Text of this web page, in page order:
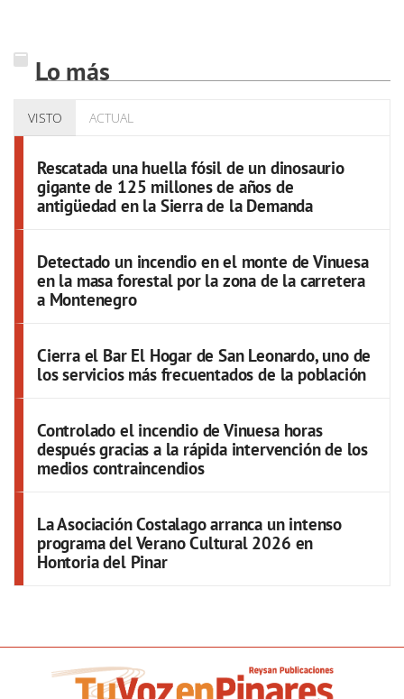
Lo más
VISTO ACTUAL
Rescatada una huella fósil de un dinosaurio
gigante de 125 millones de años de
antigüedad en la Sierra de la Demanda
Detectado un incendio en el monte de Vinuesa
en la masa forestal por la zona de la carretera
a Montenegro
Cierra el Bar El Hogar de San Leonardo, uno de
los servicios más frecuentados de la población
Controlado el incendio de Vinuesa horas
después gracias a la rápida intervención de los
medios contraincendios
La Asociación Costalago arranca un intenso
programa del Verano Cultural 2026 en
Hontoria del Pinar